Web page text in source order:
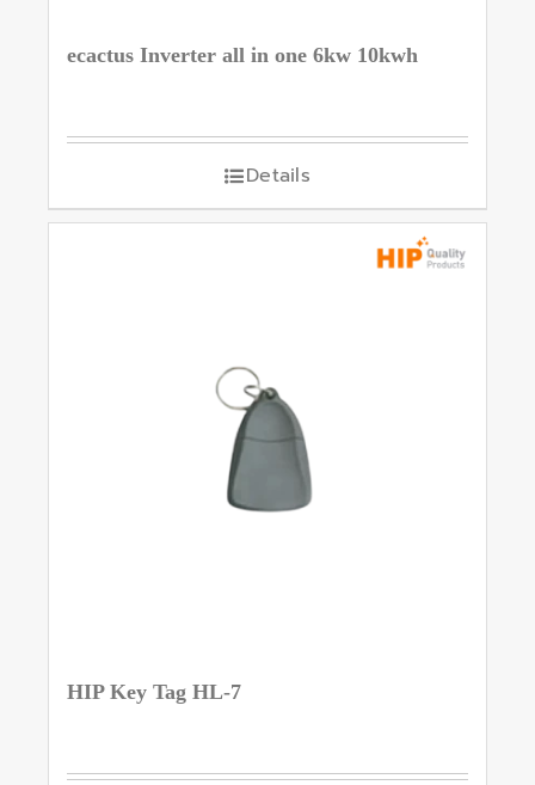
ecactus Inverter all in one 6kw 10kwh
Details
HIP Key Tag HL-7